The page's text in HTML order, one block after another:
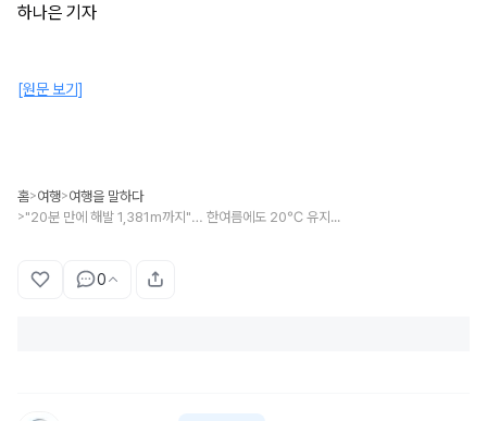
하나은 기자
[원문 보기]
홈>여행>여행을 말하다
> "20분 만에 해발 1,381m까지"… 한여름에도 20℃ 유지하는 시원한 여름 여행지
0